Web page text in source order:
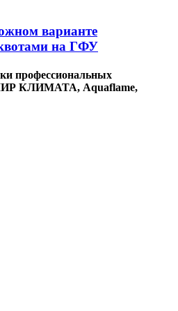
варианте
на ГФУ
профессиональных
КЛИМАТА, Aquaflame,